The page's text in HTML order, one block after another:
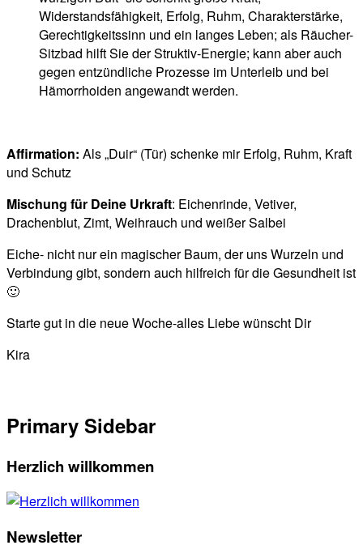
Widerstandsfähigkeit, Erfolg, Ruhm, Charakterstärke,
Gerechtigkeitssinn und ein langes Leben; als Räucher-
Sitzbad hilft Sie der Struktiv-Energie; kann aber auch
gegen entzündliche Prozesse im Unterleib und bei
Hämorrhoiden angewandt werden.
Affirmation: Als „Duir“ (Tür) schenke mir Erfolg, Ruhm, Kraft
und Schutz
Mischung für Deine Urkraft: Eichenrinde, Vetiver,
Drachenblut, Zimt, Weihrauch und weißer Salbei
Eiche- nicht nur ein magischer Baum, der uns Wurzeln und
Verbindung gibt, sondern auch hilfreich für die Gesundheit ist
🙂
Starte gut in die neue Woche-alles Liebe wünscht Dir
Kira
Primary Sidebar
Herzlich willkommen
Newsletter